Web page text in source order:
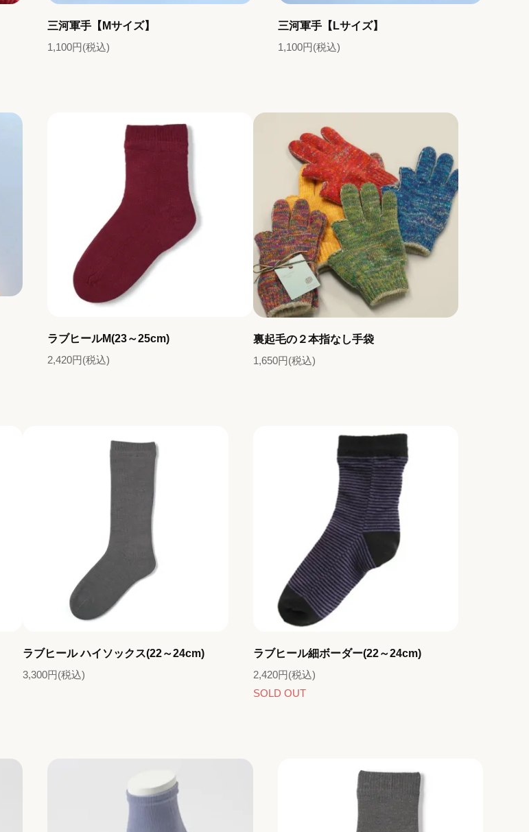
三河軍手【Mサイズ】
1,100円(税込)
三河軍手【Lサイズ】
1,100円(税込)
ラブヒールM(23～25cm)
2,420円(税込)
裏起毛の２本指なし手袋
1,650円(税込)
ラブヒール ハイソックス(22～24cm)
3,300円(税込)
ラブヒール細ボーダー(22～24cm)
2,420円(税込)
SOLD OUT